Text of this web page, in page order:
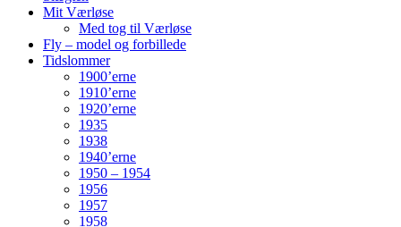
Mit Værløse
Med tog til Værløse
Fly – model og forbillede
Tidslommer
1900’erne
1910’erne
1920’erne
1935
1938
1940’erne
1950 – 1954
1956
1957
1958